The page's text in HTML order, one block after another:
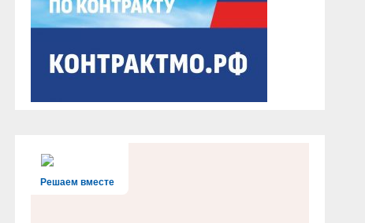
Решаем вместе